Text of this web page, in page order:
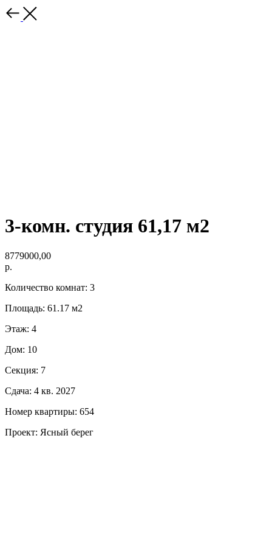
3-комн. студия 61,17 м2
8779000,00
р.
Количество комнат: 3
Площадь: 61.17 м2
Этаж: 4
Дом: 10
Секция: 7
Сдача: 4 кв. 2027
Номер квартиры: 654
Проект: Ясный берег